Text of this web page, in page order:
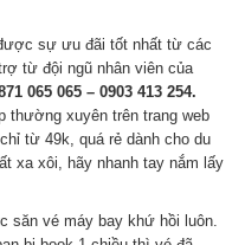
sự ưu đãi tốt nhất từ các
từ đội ngũ nhân viên của
065 065 – 0903 413 254.
thường xuyên trên trang web
từ 49k, quá rẻ dành cho du
xa xôi, hãy nhanh tay nắm lấy
săn vé máy bay khứ hồi luôn.